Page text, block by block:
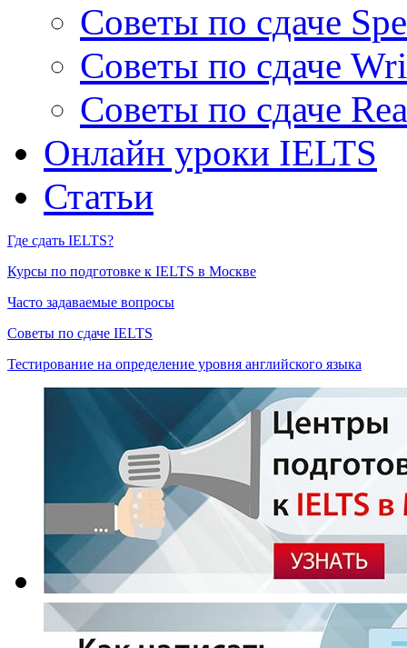
Советы по сдаче
Советы по сдаче
Советы по сдаче
Онлайн уроки IELTS
Статьи
Где сдать IELTS?
Курсы по подготовке к IELTS в Москве
Часто задаваемые вопросы
Советы по сдаче IELTS
Тестирование на определение уровня английского языка